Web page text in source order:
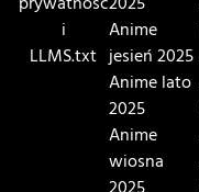
i
LLMS.txt
Anime
jesień 2025
Anime lato
2025
Anime
wiosna